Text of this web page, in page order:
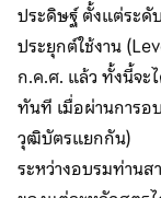
ประดิษฐ์ ตั้งแต่ระดั
ประยุกต์ใช้งาน
ก.ค.ศ. แล้ว ทั้งนี้จะ
ทันที เมื่อผ่านการอ
วุฒิบัตรแยกกัน)
ระหว่างอบรมท่าน